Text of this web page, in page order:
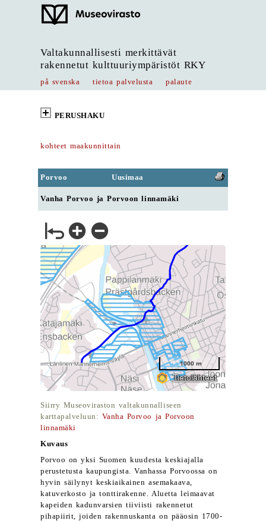
Valtakunnallisesti merkittävät
rakennetut kulttuuriympäristöt RKY
på svenska tietoa palvelusta palaute
PERUSHAKU
kohteet maakunnittain
Porvoo Uusimaa
Vanha Porvoo ja Porvoon linnamäki
Siirry Museoviraston valtakunnalliseen
karttapalveluun: Vanha Porvoo ja Porvoon
linnamäki
Kuvaus
Porvoo on yksi Suomen kuudesta keskiajalla
perustetusta kaupungista. Vanhassa Porvoossa on
hyvin säilynyt keskiaikainen asemakaava,
katuverkosto ja tonttirakenne. Aluetta leimaavat
kapeiden kadunvarsien tiiviisti rakennetut
pihapiirit, joiden rakennuskanta on pääosin 1700-